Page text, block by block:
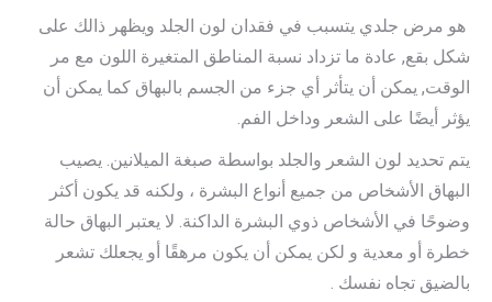
هو مرض جلدي يتسبب في فقدان لون الجلد ويظهر ذالك على
شكل بقع, عادة ما تزداد نسبة المناطق المتغيرة اللون مع مر
الوقت, يمكن أن يتأثر أي جزء من الجسم بالبهاق كما يمكن أن
يؤثر أيضًا على الشعر وداخل الفم.
يتم تحديد لون الشعر والجلد بواسطة صبغة الميلانين. يصيب
البهاق الأشخاص من جميع أنواع البشرة ، ولكنه قد يكون أكثر
وضوحًا في الأشخاص ذوي البشرة الداكنة. لا يعتبر البهاق حالة
خطرة أو معدية و لكن يمكن أن يكون مرهقًا أو يجعلك تشعر
بالضيق تجاه نفسك .